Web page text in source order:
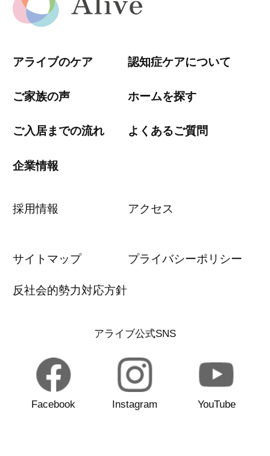
アライブのケア 認知症ケアについて
ご家族の声 ホームを探す
ご入居までの流れ よくあるご質問
企業情報
採用情報 アクセス
サイトマップ プライバシーポリシー
反社会的勢力対応方針
アライブ公式SNS
Facebook Instagram YouTube